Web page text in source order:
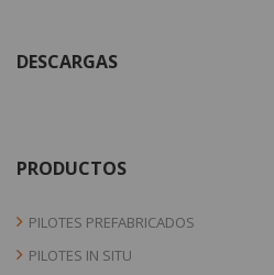
DESCARGAS
PRODUCTOS
PILOTES PREFABRICADOS
PILOTES IN SITU